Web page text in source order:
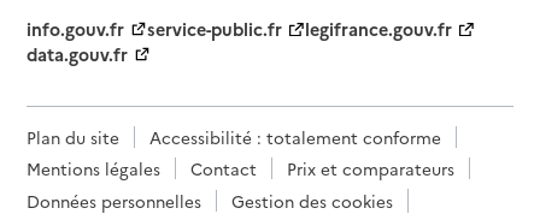
info.gouv.fr
service-public.fr
legifrance.gouv.fr
data.gouv.fr
Plan du site
Accessibilité : totalement conforme
Mentions légales
Contact
Prix et comparateurs
Données personnelles
Gestion des cookies